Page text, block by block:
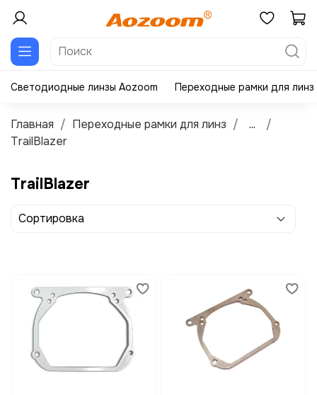
Светодиодные линзы Aozoom Переходные рамки для линз
Главная Переходные рамки для линз
...
TrailBlazer
TrailBlazer